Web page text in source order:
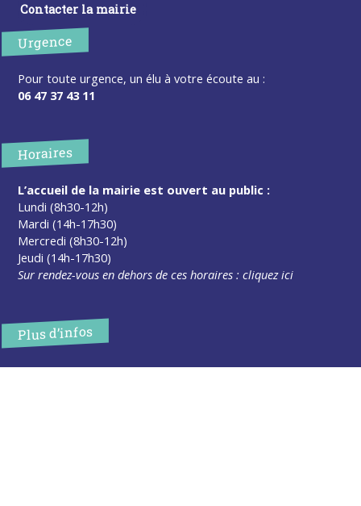
Contacter la mairie
Urgence
Pour toute urgence, un élu à votre écoute au :
06 47 37 43 11
Horaires
L’accueil de la mairie est ouvert au public :
Lundi (8h30-12h)
Mardi (14h-17h30)
Mercredi (8h30-12h)
Jeudi (14h-17h30)
Sur rendez-vous en dehors de ces horaires :cliquez ici
Plus d’infos